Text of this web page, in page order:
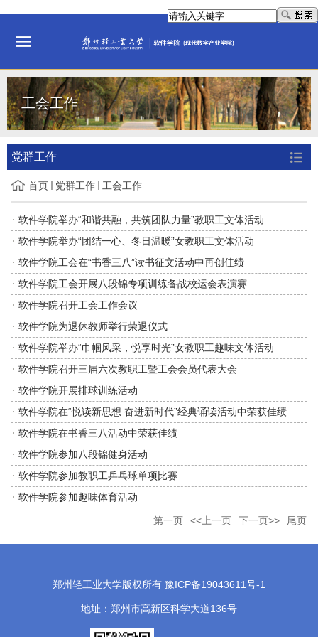
工会工作
党群工作
首页 党群工作 工会工作
软件学院举办“和谐共融，共筑团队力量”教职工文体活动
软件学院举办“团结一心、冬日温暖”女教职工文体活动
软件学院工会在“书香三八”读书征文活动中再创佳绩
软件学院工会开展八段锦专项训练备战校运会表演赛
软件学院召开工会工作会议
软件学院为退休教师举行荣退仪式
软件学院举办“巾帼风采，悦享时光”女教职工趣味文体活动
软件学院召开三届六次教职工暨工会会员代表大会
软件学院开展排球训练活动
软件学院在“悦读新思想 奋进新时代”经典诵读活动中荣获佳绩
软件学院在书香三八活动中荣获佳绩
软件学院参加八段锦健身活动
软件学院参加教职工乒乓球单项比赛
软件学院参加趣味体育活动
第一页 <<上一页 下一页>> 尾页
郑州轻工业大学版权所有 豫ICP备19043611号-1
地址：郑州市高新区科学大道136号